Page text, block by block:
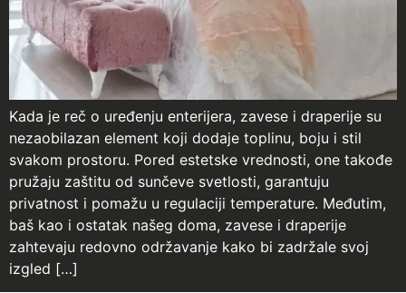
Kada je reč o uređenju enterijera, zavese i draperije su
nezaobilazan element koji dodaje toplinu, boju i stil
svakom prostoru. Pored estetske vrednosti, one takođe
pružaju zaštitu od sunčeve svetlosti, garantuju
privatnost i pomažu u regulaciji temperature. Međutim,
baš kao i ostatak našeg doma, zavese i draperije
zahtevaju redovno održavanje kako bi zadržale svoj
izgled […]